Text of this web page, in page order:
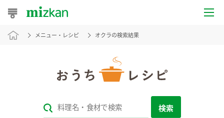
おうちレシピ
レシピカテゴリ一覧
メニュー・レシピ オクラの検索結果
検索